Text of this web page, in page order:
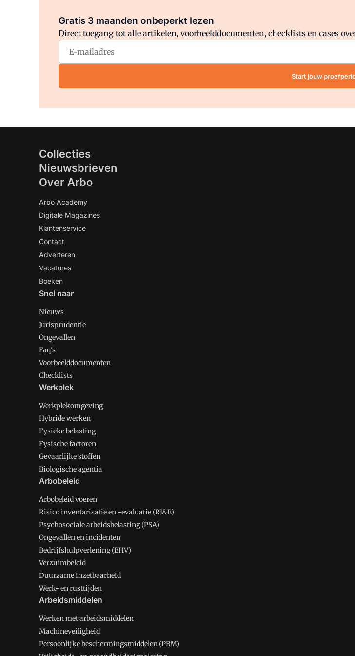
Gratis 3 maanden onbeperkt lezen
Direct toegang tot alle artikelen, voorbeelddocumenten, checklists en cases
Start jouw
Collecties
Nieuwsbrieven
Over Arbo
Arbo Academy
Digitale Magazines
Klantenservice
Contact
Adverteren
Vacatures
Boeken
Snel naar
Nieuws
Jurisprudentie
Ongevallen
Faq's
Voorbeelddocumenten
Checklists
Werkplek
Werkplekomgeving
Hybride werken
Fysieke belasting
Fysische factoren
Gevaarlijke stoffen
Biologische agentia
Arbobeleid
Arbobeleid voeren
Risico inventarisatie en -evaluatie (RI&E)
Psychosociale arbeidsbelasting (PSA)
Ongevallen en incidenten
Bedrijfshulpverlening (BHV)
Verzuimbeleid
Duurzame inzetbaarheid
Werk- en rusttijden
Arbeidsmiddelen
Werken met arbeidsmiddelen
Machineveiligheid
Persoonlijke beschermingsmiddelen (PBM)